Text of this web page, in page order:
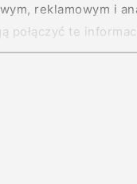
reklamowym i
połączyć te
od Ciebie lub
firmy
Teraz
Symfonii może